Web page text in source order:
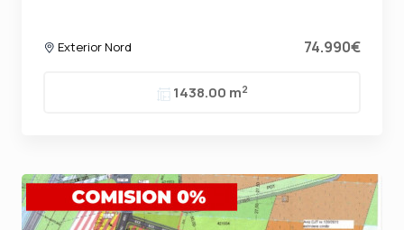
Exterior Nord 74.990€
1438.00 m2